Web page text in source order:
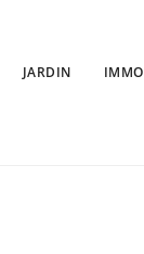
JARDIN IMMO